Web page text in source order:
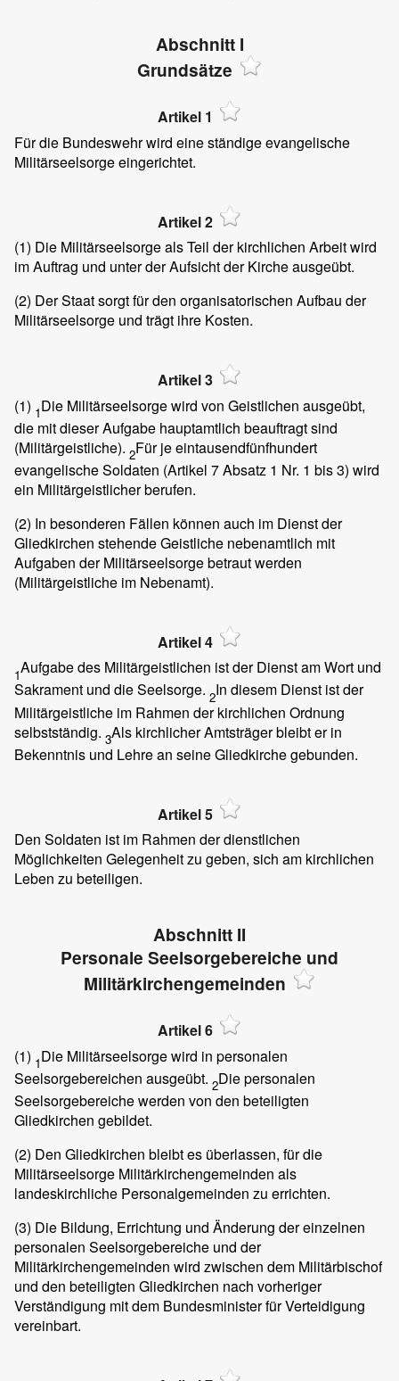
Abschnitt I
Grundsätze
Artikel 1
Für die Bundeswehr wird eine ständige evangelische
Militärseelsorge eingerichtet.
Artikel 2
(1) Die Militärseelsorge als Teil der kirchlichen Arbeit wird
im Auftrag und unter der Aufsicht der Kirche ausgeübt.
(2) Der Staat sorgt für den organisatorischen Aufbau der
Militärseelsorge und trägt ihre Kosten.
Artikel 3
(1) 1Die Militärseelsorge wird von Geistlichen ausgeübt,
die mit dieser Aufgabe hauptamtlich beauftragt sind
(Militärgeistliche). 2Für je eintausendfünfhundert
evangelische Soldaten (Artikel 7 Absatz 1 Nr. 1 bis 3) wird
ein Militärgeistlicher berufen.
(2) In besonderen Fällen können auch im Dienst der
Gliedkirchen stehende Geistliche nebenamtlich mit
Aufgaben der Militärseelsorge betraut werden
(Militärgeistliche im Nebenamt).
Artikel 4
1Aufgabe des Militärgeistlichen ist der Dienst am Wort und
Sakrament und die Seelsorge. 2In diesem Dienst ist der
Militärgeistliche im Rahmen der kirchlichen Ordnung
selbstständig. 3Als kirchlicher Amtsträger bleibt er in
Bekenntnis und Lehre an seine Gliedkirche gebunden.
Artikel 5
Den Soldaten ist im Rahmen der dienstlichen
Möglichkeiten Gelegenheit zu geben, sich am kirchlichen
Leben zu beteiligen.
Abschnitt II
Personale Seelsorgebereiche und
Militärkirchengemeinden
Artikel 6
(1) 1Die Militärseelsorge wird in personalen
Seelsorgebereichen ausgeübt. 2Die personalen
Seelsorgebereiche werden von den beteiligten
Gliedkirchen gebildet.
(2) Den Gliedkirchen bleibt es überlassen, für die
Militärseelsorge Militärkirchengemeinden als
landeskirchliche Personalgemeinden zu errichten.
(3) Die Bildung, Errichtung und Änderung der einzelnen
personalen Seelsorgebereiche und der
Militärkirchengemeinden wird zwischen dem Militärbischof
und den beteiligten Gliedkirchen nach vorheriger
Verständigung mit dem Bundesminister für Verteidigung
vereinbart.